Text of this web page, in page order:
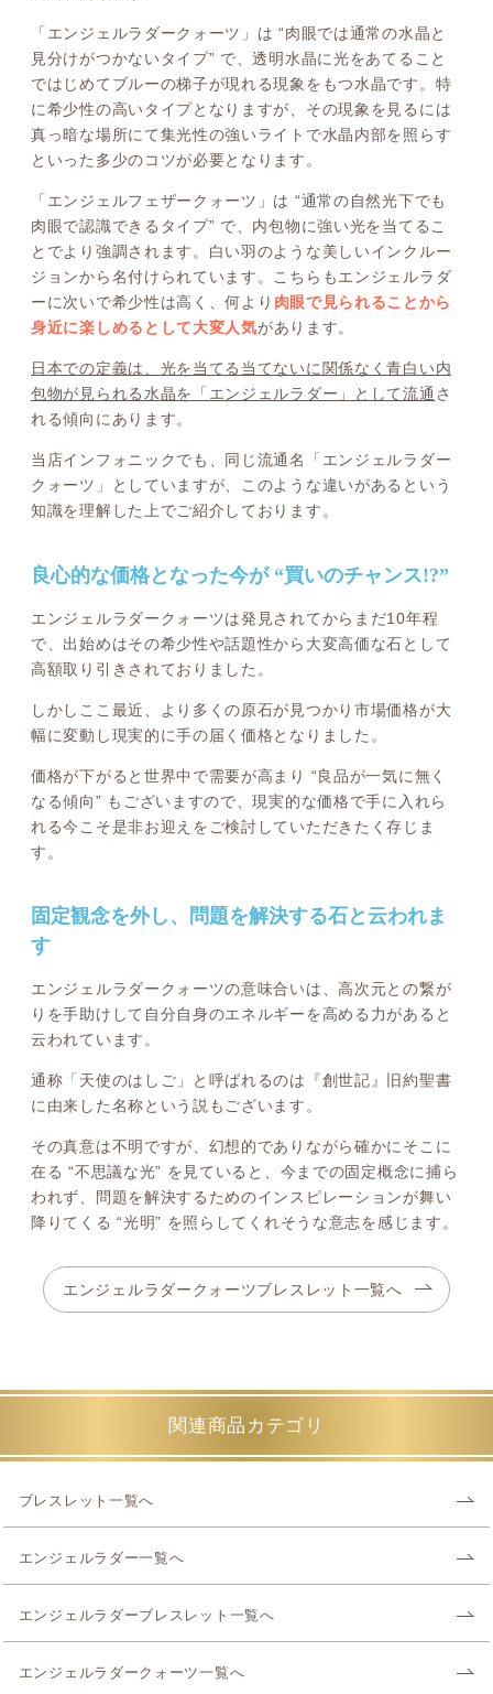
「エンジェルラダークォーツ」は “肉眼では通常の水晶と
見分けがつかないタイプ” で、透明水晶に光をあてること
ではじめてブルーの梯子が現れる現象をもつ水晶です。特
に希少性の高いタイプとなりますが、その現象を見るには
真っ暗な場所にて集光性の強いライトで水晶内部を照らす
といった多少のコツが必要となります。
「エンジェルフェザークォーツ」は “通常の自然光下でも
肉眼で認識できるタイプ” で、内包物に強い光を当てるこ
とでより強調されます。白い羽のような美しいインクルー
ジョンから名付けられています。こちらもエンジェルラダ
ーに次いで希少性は高く、何より 肉眼で見られることから
身近に楽しめるとして大変人気があります。
日本での定義は、光を当てる当てないに関係なく青白い内
包物が見られる水晶を「エンジェルラダー」として流通 さ
れる傾向にあります。
当店インフォニックでも、同じ流通名「エンジェルラダー
クォーツ」としていますが、このような違いがあるという
知識を理解した上でご紹介しております。
良心的な価格となった今が “買いのチャンス!?”
エンジェルラダークォーツは発見されてからまだ10年程
で、出始めはその希少性や話題性から大変高価な石として
高額取り引きされておりました。
しかしここ最近、より多くの原石が見つかり市場価格が大
幅に変動し現実的に手の届く価格となりました。
価格が下がると世界中で需要が高まり “良品が一気に無く
なる傾向” もございますので、現実的な価格で手に入れら
れる今こそ是非お迎えをご検討していただきたく存じま
す。
固定観念を外し、問題を解決する石と云われま
す
エンジェルラダークォーツの意味合いは、高次元との繋が
りを手助けして自分自身のエネルギーを高める力があると
云われています。
通称「天使のはしご」と呼ばれるのは『創世記』旧約聖書
に由来した名称という説もございます。
その真意は不明ですが、幻想的でありながら確かにそこに
在る “不思議な光” を見ていると、今までの固定概念に捕ら
われず、問題を解決するためのインスピレーションが舞い
降りてくる “光明” を照らしてくれそうな意志を感じます。
エンジェルラダークォーツブレスレット一覧へ
関連商品カテゴリ
ブレスレット一覧へ
エンジェルラダー一覧へ
エンジェルラダーブレスレット一覧へ
エンジェルラダークォーツ一覧へ